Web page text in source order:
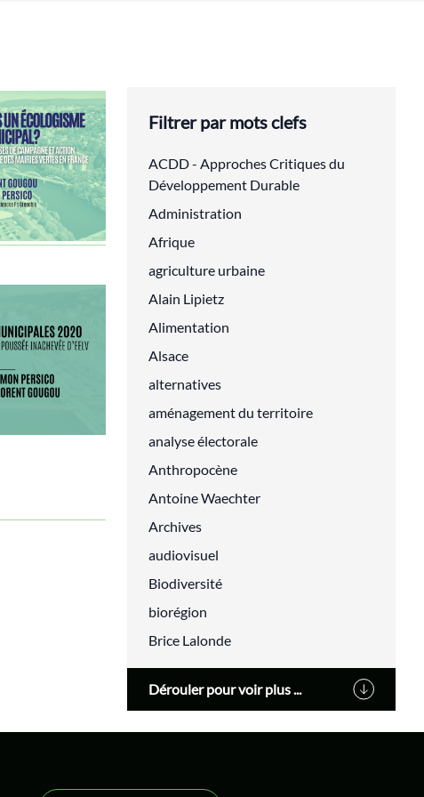
Filtrer par mots clefs
ACDD - Approches Critiques du
Développement Durable
Administration
Afrique
agriculture urbaine
Alain Lipietz
Alimentation
Alsace
alternatives
aménagement du territoire
analyse électorale
Anthropocène
Antoine Waechter
Archives
audiovisuel
Biodiversité
biorégion
Brice Lalonde
Cédric Villani
Changement climatique
Dérouler pour voir plus ...